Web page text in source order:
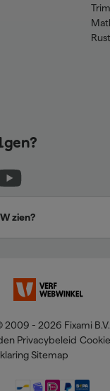
zien?
2009 - 2026 Fixami B.V.
Privacybeleid
Sitemap